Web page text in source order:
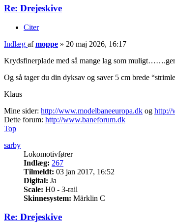
Re: Drejeskive
Citer
Indlæg afmoppe » 20 maj 2026, 16:17
Krydsfinerplade med så mange lag som
Og så tager du din dyksav og saver 5 cm brede
Klaus
Mine sider: http://www.modelbaneeuropa.dk og http://
Dette forum: http://www.baneforum.dk
Top
sarby
Lokomotivfører
Indlæg: 267
Tilmeldt: 03 jan 2017, 16:52
Digital: Ja
Scale: H0 - 3-rail
Skinnesystem: Märklin C
Re: Drejeskive